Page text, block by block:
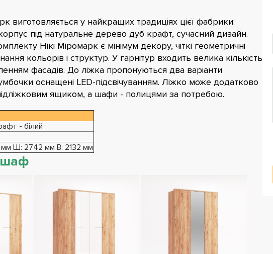
виготовляється у найкращих традиціях цієї фабрики:
корпус під натуральне дерево дуб крафт, сучасний дизайн.
Нікі Міромарк є мінімум декору, чіткі геометричні
кольорів і структур. У гарнітур входить велика кількість
фасадів. До ліжка пропонуються два варіанти
оснащені LED-підсвічуванням. Ліжко може додатково
ящиком, а шафи - полицями за потребою.
- білий
мм Ш: 2742 мм В: 2132 мм
шаф